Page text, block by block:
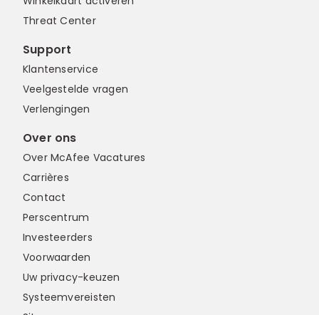
Threat Center
Support
Klantenservice
Veelgestelde vragen
Verlengingen
Over ons
Over McAfee Vacatures
Carrières
Contact
Perscentrum
Investeerders
Voorwaarden
Uw privacy-keuzen
Systeemvereisten